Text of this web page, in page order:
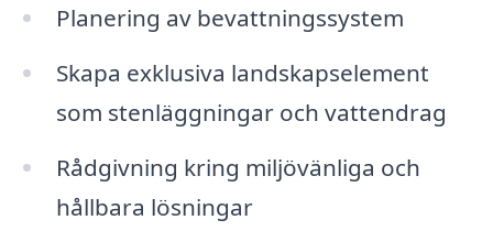
Planering av bevattningssystem
Skapa exklusiva landskapselement
som stenläggningar och vattendrag
Rådgivning kring miljövänliga och
hållbara lösningar